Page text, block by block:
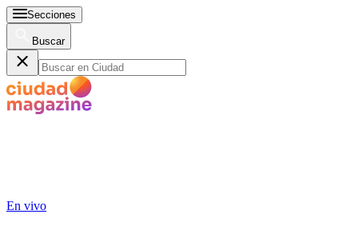
Secciones
Buscar
En vivo